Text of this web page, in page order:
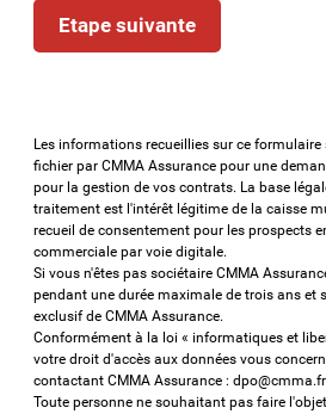
Les informations recueillies sur ce
fichier par CMMA Assurance pour une
pour la gestion de vos contrats. La base
traitement est l'intérêt légitime de la caisse
recueil de consentement pour les prospects
commerciale par voie digitale.
Si vous n'êtes pas sociétaire CMMA
pendant une durée maximale de trois ans et
exclusif de CMMA Assurance.
Conformément à la loi « informatiques et
votre droit d'accès aux données vous
contactant CMMA Assurance : dpo@cmma.fr
Toute personne ne souhaitant pas faire